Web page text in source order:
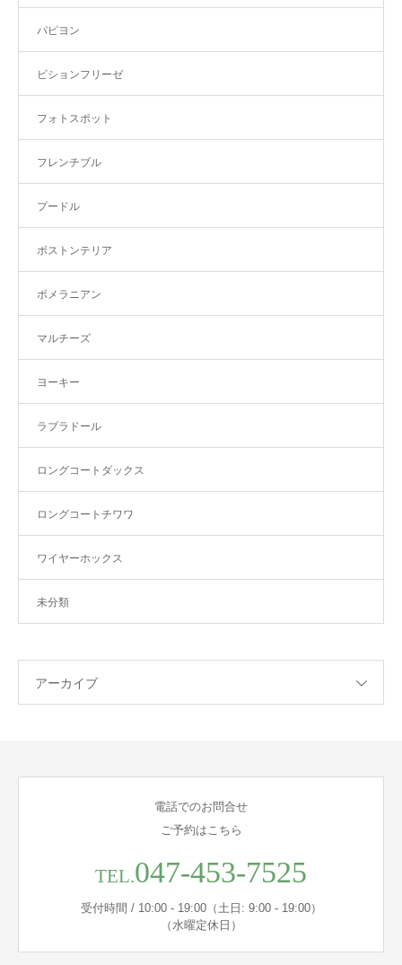
パピヨン
ビションフリーゼ
フォトスポット
フレンチブル
プードル
ボストンテリア
ポメラニアン
マルチーズ
ヨーキー
ラブラドール
ロングコートダックス
ロングコートチワワ
ワイヤーホックス
未分類
アーカイブ
電話でのお問合せ
ご予約はこちら
TEL.047-453-7525
受付時間 / 10:00 - 19:00（土日: 9:00 - 19:00）
（水曜定休日）